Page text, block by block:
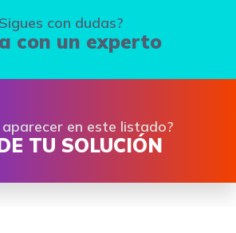
con dudas?
con un experto
aparecer en este listado?
TU SOLUCIÓN